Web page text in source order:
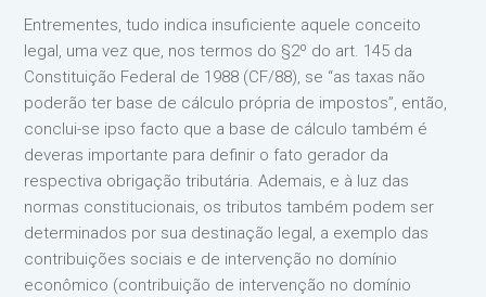
Entrementes, tudo indica insuficiente aquele conceito
legal, uma vez que, nos termos do §2º do art. 145 da
Constituição Federal de 1988 (CF/88), se “as taxas não
poderão ter base de cálculo própria de impostos”, então,
conclui-se ipso facto que a base de cálculo também é
deveras importante para definir o fato gerador da
respectiva obrigação tributária. Ademais, e à luz das
normas constitucionais, os tributos também podem ser
determinados por sua destinação legal, a exemplo das
contribuições sociais e de intervenção no domínio
econômico (contribuição de intervenção no domínio